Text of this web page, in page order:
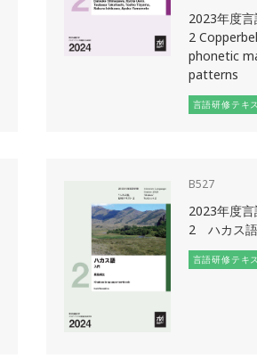
2023年度
2
phonetic
patterns
言語研修テキ
B527
2023年度
2 ハカス
言語研修テキ